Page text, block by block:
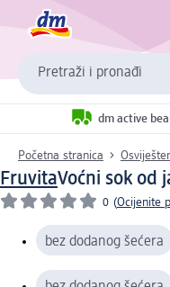
Pretraži i pronađi
dm active
Početna stranica
FruvitaVoćni sok od
0 (Ocijenite
bez dodanog šećera